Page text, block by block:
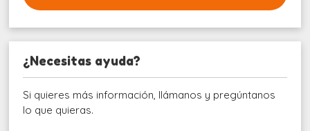
¿Necesitas ayuda?
Si quieres más información, llámanos y pregúntanos
lo que quieras.